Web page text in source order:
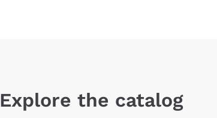
Explore the catalog